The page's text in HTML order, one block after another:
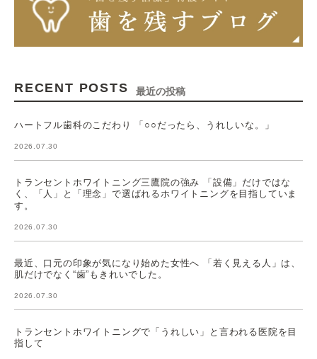
RECENT POSTS 最近の投稿
ハートフル歯科のこだわり 「○○だったら、うれしいな。」
2026.07.30
トランセントホワイトニング三鷹院の強み 「設備」だけではな
く、「人」と「理念」で選ばれるホワイトニングを目指していま
す。
2026.07.30
最近、口元の印象が気になり始めた女性へ 「若く見える人」は、
肌だけでなく“歯”もきれいでした。
2026.07.30
トランセントホワイトニングで「うれしい」と言われる医院を目
指して